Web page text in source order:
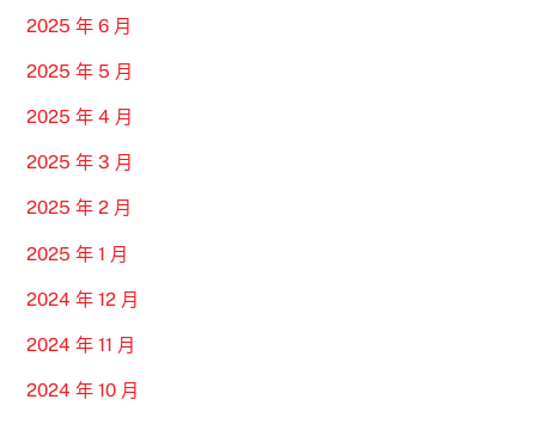
2025 年 6 月
2025 年 5 月
2025 年 4 月
2025 年 3 月
2025 年 2 月
2025 年 1 月
2024 年 12 月
2024 年 11 月
2024 年 10 月